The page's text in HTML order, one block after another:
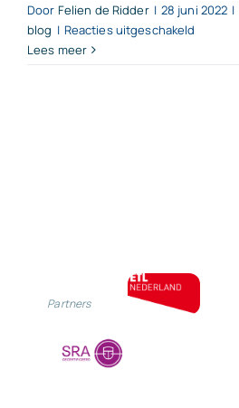
Door Felien de Ridder | 28 juni 2022 |
blog | Reacties uitgeschakeld
Lees meer
Partners